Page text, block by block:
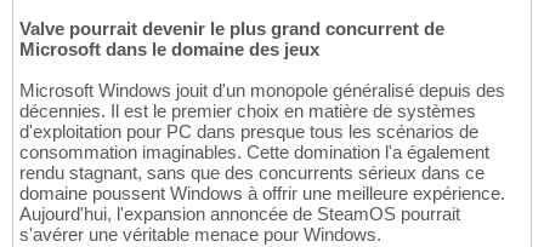
Valve pourrait devenir le plus grand concurrent de
Microsoft dans le domaine des jeux
Microsoft Windows jouit d'un monopole généralisé depuis des
décennies. Il est le premier choix en matière de systèmes
d'exploitation pour PC dans presque tous les scénarios de
consommation imaginables. Cette domination l'a également
rendu stagnant, sans que des concurrents sérieux dans ce
domaine poussent Windows à offrir une meilleure expérience.
Aujourd'hui, l'expansion annoncée de SteamOS pourrait
s'avérer une véritable menace pour Windows.